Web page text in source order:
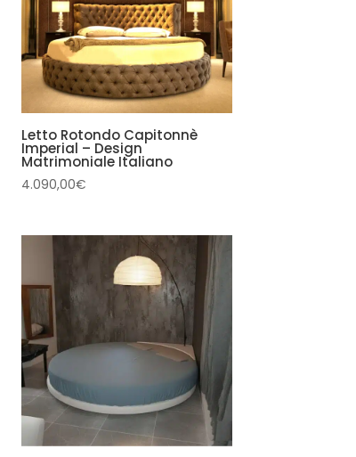
Letto Rotondo Capitonnè
Imperial – Design
Matrimoniale Italiano
4.090,00€